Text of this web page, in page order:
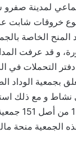
لمدينة صفرو
شابت
الخاصة
و قد عرفت
التحملات في
بجمعية الوداد
و مع ذلك
منحة